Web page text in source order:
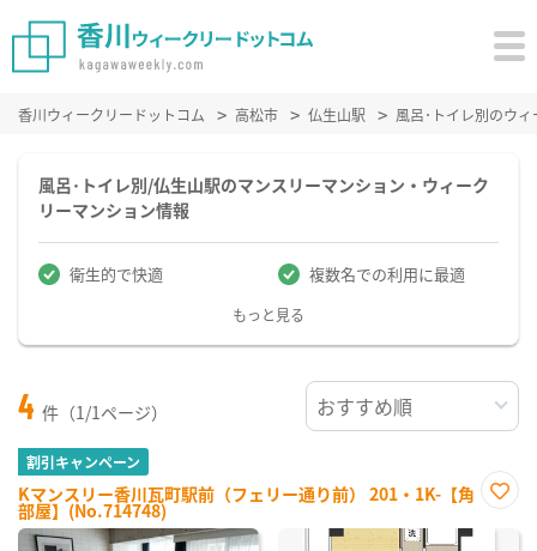
香川ウィークリードットコム 高松市 仏生山駅 風呂･トイレ別のウ
風呂･トイレ別/仏生山駅のマンスリーマンション・ウィーク
リーマンション情報
衛生的で快適 複数名での利用に最適
もっと見る
4 件（1/1ページ）
割引キャンペーン
Kマンスリー香川瓦町駅前（フェリー通り前） 201・1K-【角
部屋】(No.714748)
に入